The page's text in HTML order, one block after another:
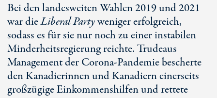
Bei den landesweiten Wahlen 2019 und 2021
war dieLiberal Partyweniger erfolgreich,
sodass es für sie nur noch zu einer instabilen
Minderheitsregierung reichte. Trudeaus
Management der Corona-Pandemie bescherte
den Kanadierinnen und Kanadiern einerseits
großzügige Einkommenshilfen und rettete